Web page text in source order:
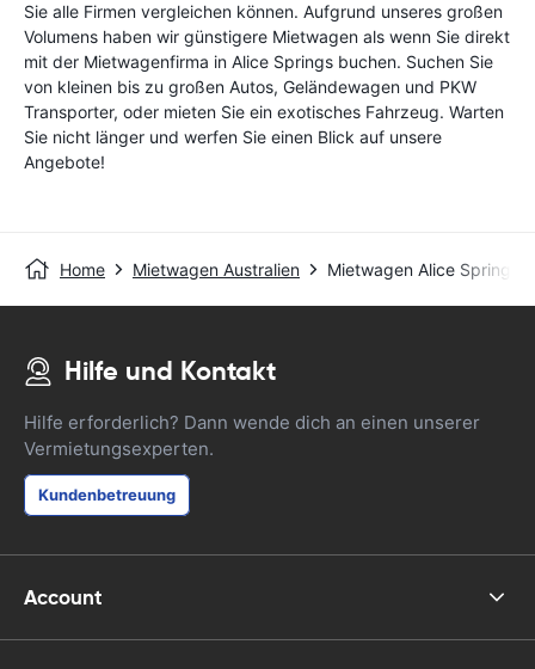
Sie alle Firmen vergleichen können. Aufgrund unseres großen
Volumens haben wir günstigere Mietwagen als wenn Sie direkt
mit der Mietwagenfirma in Alice Springs buchen. Suchen Sie
von kleinen bis zu großen Autos, Geländewagen und PKW
Transporter, oder mieten Sie ein exotisches Fahrzeug. Warten
Sie nicht länger und werfen Sie einen Blick auf unsere
Angebote!
Home Mietwagen Australien Mietwagen Alice Springs
Hilfe und Kontakt
Hilfe erforderlich? Dann wende dich an einen unserer
Vermietungsexperten.
Kundenbetreuung
Account